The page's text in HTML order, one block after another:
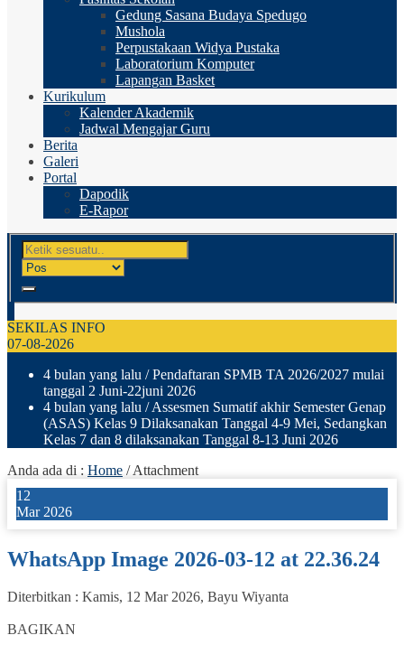
Gedung Sasana Budaya Spedugo
Mushola
Perpustakaan Widya Pustaka
Laboratorium Komputer
Lapangan Basket
Kurikulum
Kalender Akademik
Jadwal Mengajar Guru
Berita
Galeri
Portal
Dapodik
E-Rapor
SEKILAS INFO
07-08-2026
4 bulan yang lalu / Pendaftaran SPMB TA 2026/2027 mulai
tanggal 2 Juni-22juni 2026
4 bulan yang lalu / Assesmen Sumatif akhir Semester Genap
(ASAS) Kelas 9 Dilaksanakan Tanggal 4-9 Mei, Sedangkan
Kelas 7 dan 8 dilaksanakan Tanggal 8-13 Juni 2026
Anda ada di : Home / Attachment
12
Mar 2026
WhatsApp Image 2026-03-12 at 22.36.24
Diterbitkan : Kamis, 12 Mar 2026, Bayu Wiyanta
BAGIKAN